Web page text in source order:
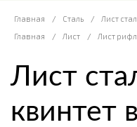
Главная / Сталь /
Лист
Главная
/ Лист / Лист
Лист
квинтет